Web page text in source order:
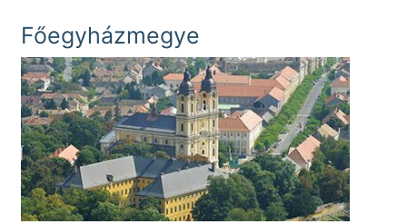
Főegyházmegye